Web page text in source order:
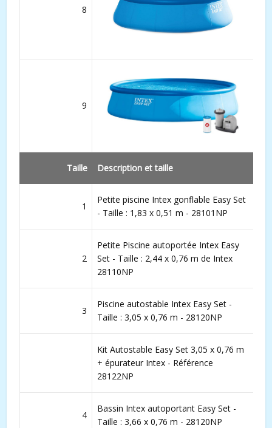
8
9
Taille Description et taille
1
Petite piscine Intex gonflable Easy Set
- Taille : 1,83 x 0,51 m - 28101NP
2
Petite Piscine autoportée Intex Easy
Set - Taille : 2,44 x 0,76 m de Intex
28110NP
3
Piscine autostable Intex Easy Set -
Taille : 3,05 x 0,76 m - 28120NP
Kit Autostable Easy Set 3,05 x 0,76 m
+ épurateur Intex - Référence
28122NP
4
Bassin Intex autoportant Easy Set -
Taille : 3,66 x 0,76 m - 28120NP